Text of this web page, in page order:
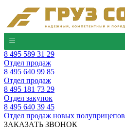
8 495 589 31 29
Отдел продаж
8 495 640 99 85
Отдел продаж
8 495 181 73 29
Отдел закупок
8 495 640 39 45
Отдел продаж новых полуприцепов
ЗАКАЗАТЬ ЗВОНОК